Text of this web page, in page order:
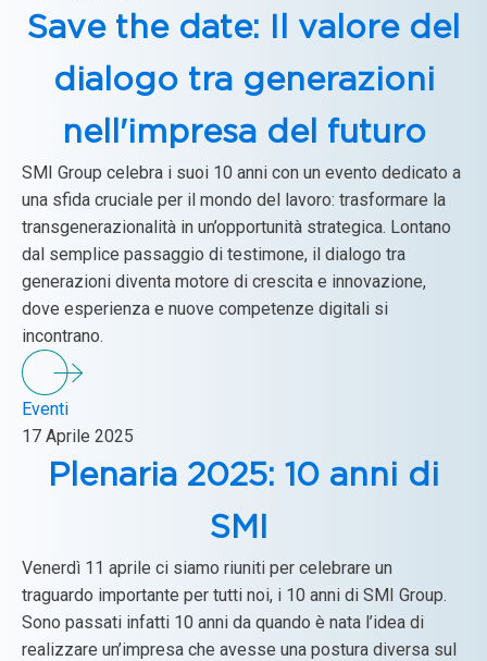
Save the date: Il valore del
dialogo tra generazioni
nell'impresa del futuro
SMI Group celebra i suoi 10 anni con un evento dedicato a
una sfida cruciale per il mondo del lavoro: trasformare la
transgenerazionalità in un’opportunità strategica. Lontano
dal semplice passaggio di testimone, il dialogo tra
generazioni diventa motore di crescita e innovazione,
dove esperienza e nuove competenze digitali si
incontrano.
Eventi
17 Aprile 2025
Plenaria 2025: 10 anni di
SMI
Venerdì 11 aprile ci siamo riuniti per celebrare un
traguardo importante per tutti noi, i 10 anni di SMI Group.
Sono passati infatti 10 anni da quando è nata l’idea di
realizzare un’impresa che avesse una postura diversa sul